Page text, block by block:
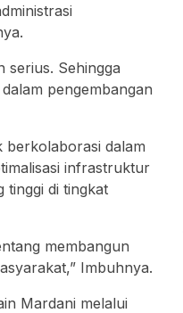
serius. Sehingga
pengembangan
berkolaborasi dalam
infrastruktur
tinggi di tingkat
membangun
Imbuhnya.
Mardani melalui